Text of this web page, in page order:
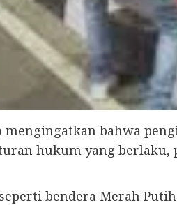
bahwa
hukum yang
bendera Merah